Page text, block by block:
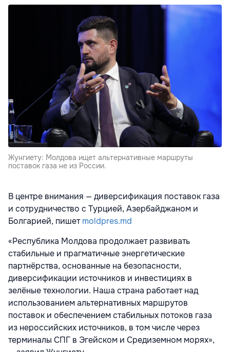
Жунгиету: Молдова ищет альтернативные маршруты
поставок газа не из России.
В центре внимания — диверсификация поставок газа
и сотрудничество с Турцией, Азербайджаном и
Болгарией, пишетmoldpres.md
«Республика Молдова продолжает развивать
стабильные и прагматичные энергетические
партнёрства, основанные на безопасности,
диверсификации источников и инвестициях в
зелёные технологии. Наша страна работает над
использованием альтернативных маршрутов
поставок и обеспечением стабильных потоков газа
из нероссийских источников, в том числе через
терминалы СПГ в Эгейском и Средиземном морях»,